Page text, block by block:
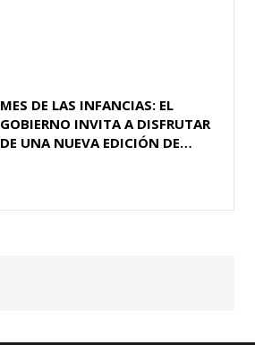
MES DE LAS INFANCIAS: EL
GOBIERNO INVITA A DISFRUTAR
DE UNA NUEVA EDICIÓN DE…